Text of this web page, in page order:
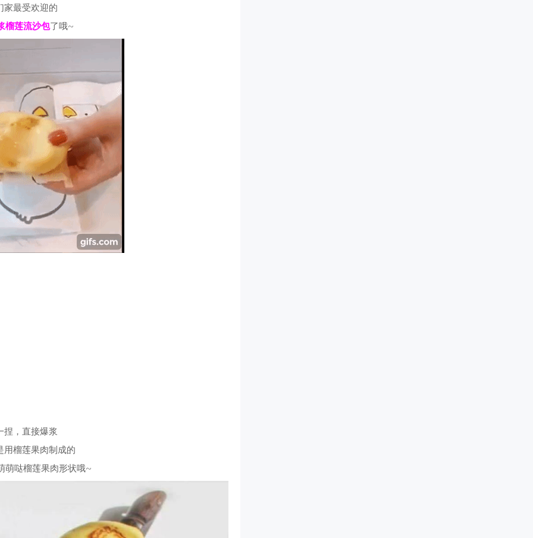
家最受欢迎的
榴莲流沙包了哦~
捏，直接爆浆
用榴莲果肉制成的
萌哒榴莲果肉形状哦~